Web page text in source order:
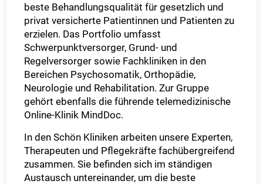
beste Behandlungsqualität für gesetzlich und
privat versicherte Patientinnen und Patienten zu
erzielen. Das Portfolio umfasst
Schwerpunktversorger, Grund- und
Regelversorger sowie Fachkliniken in den
Bereichen Psychosomatik, Orthopädie,
Neurologie und Rehabilitation. Zur Gruppe
gehört ebenfalls die führende telemedizinische
Online-Klinik MindDoc.
In den Schön Kliniken arbeiten unsere Experten,
Therapeuten und Pflegekräfte fachübergreifend
zusammen. Sie befinden sich im ständigen
Austausch untereinander, um die beste